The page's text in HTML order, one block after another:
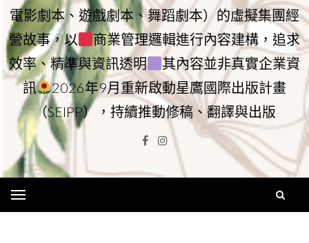
電影劇本、遊戲劇本、舞蹈劇本）的虛擬集團經
營故事，以
商業管理邏輯進行內容建構，追求
效率、精準與資訊透明
其內容並非真實企業資
訊
2026年9月重新啟動星鷹國際出版計畫
（SEIPP），持續推動修稿、翻譯與出版
Facebook
Instagram